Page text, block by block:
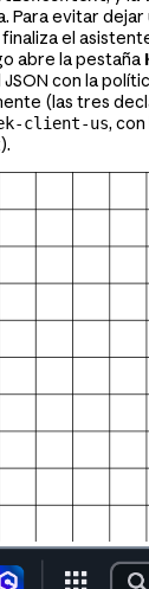
Para evitar dejar
el
abre la pestaña
con la
(las tres
client-us,
).